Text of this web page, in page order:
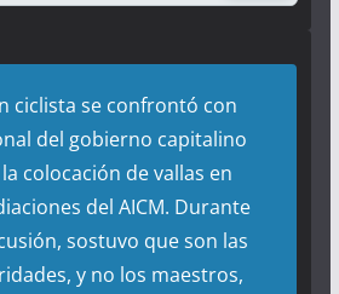
ciclista se confrontó con
del gobierno capitalino
colocación de vallas en
del AICM. Durante
sostuvo que son las
y no los maestros,